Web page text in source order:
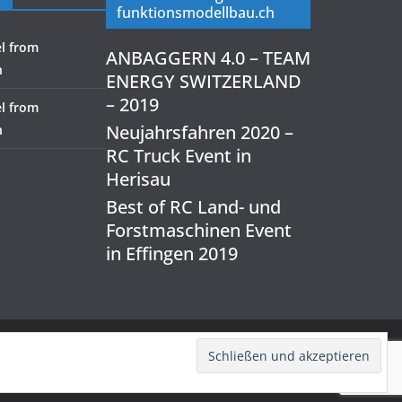
from
from
funktionsmodellbau.ch
ANBAGGERN 4.0 – TEAM
ENERGY SWITZERLAND
– 2019
Neujahrsfahren 2020 –
RC Truck Event in
Herisau
Best of RC Land- und
Forstmaschinen Event
in Effingen 2019